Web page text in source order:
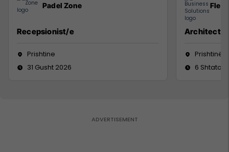
Padel Zone
Recepsionist/e
Prishtine
31 Gusht 2026
Flex
Architect
Prishtinë
6 Shtator